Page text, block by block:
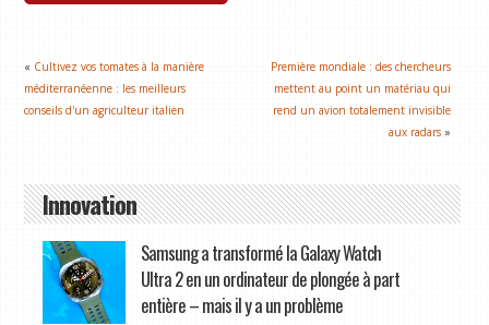
« Cultivez vos tomates à la manière
méditerranéenne : les meilleurs
conseils d'un agriculteur italien
Première mondiale : des chercheurs
mettent au point un matériau qui
rend un avion totalement invisible
aux radars »
Innovation
Samsung a transformé la Galaxy Watch
Ultra 2 en un ordinateur de plongée à part
entière – mais il y a un problème